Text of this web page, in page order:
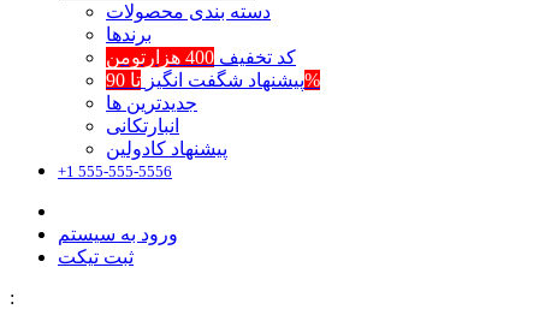
دسته بندی محصولات
برند‌ها
کد تخفیف 400 هزارتومن
پیشنهاد شگفت انگیزتا 90%
جدیدترین ها
انبارتکانی
پیشنهاد کادولین
+1 555-555-5556
ورود به سیستم
ثبت تیکت
: